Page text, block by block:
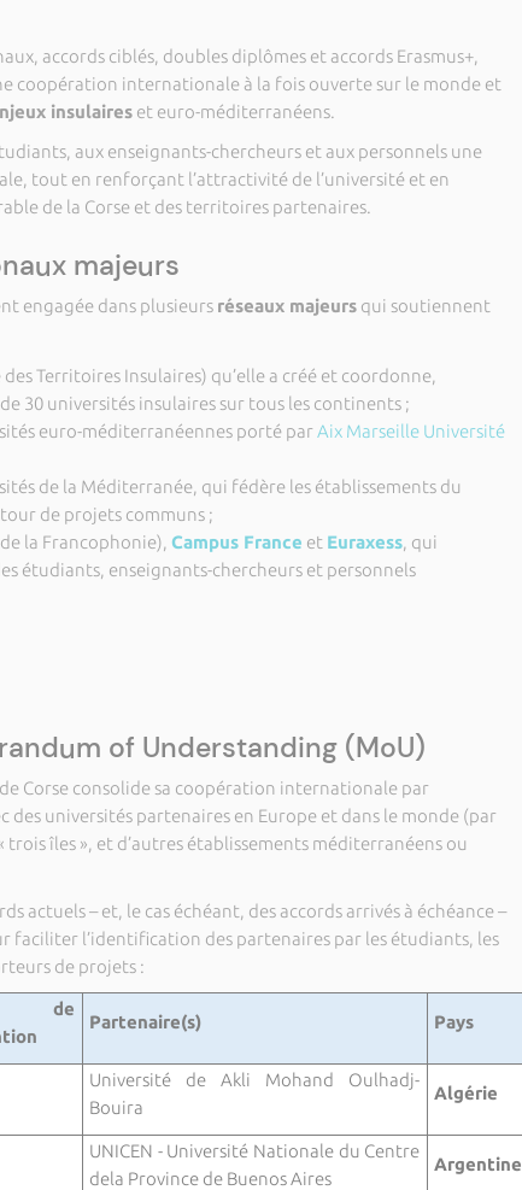
accords ciblés, doubles diplômes et accords Erasmus+,
coopération internationale à la fois ouverte sur le monde et
insulaireset euro-méditerranéens.
aux enseignants-chercheurs et aux personnels une
tout en renforçant l’attractivité de l’université et en
de la Corse et des territoires partenaires.
majeurs
engagée dans plusieurs réseaux majeursqui soutiennent
des Territoires Insulaires) qu’elle a créé et coordonne,
30 universités insulaires sur tous les continents ;
euro-méditerranéennes porté parAix Marseille Université
de la Méditerranée, qui fédère les établissements du
de projets communs ;
la Francophonie), Campus France et Euraxess, qui
étudiants, enseignants-chercheurs et personnels
of Understanding (MoU)
Corse consolide sa coopération internationale par
des universités partenaires en Europe et dans le monde (par
trois îles », et d’autres établissements méditerranéens ou
actuels – et, le cas échéant, des accords arrivés à échéance –
faciliter l’identification des partenaires par les étudiants, les
de projets :
de
Partenaire(s) Pays
Université de Akli Mohand Oulhadj-
Bouira
Algérie
UNICEN - Université Nationale du Centre
dela Province de Buenos Aires
Argentine